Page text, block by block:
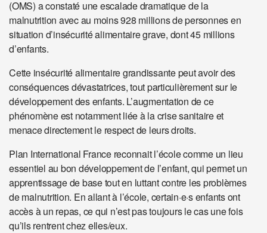
(OMS) a constaté une escalade dramatique de la
malnutrition avec au moins 928 millions de personnes en
situation d’insécurité alimentaire grave, dont 45 millions
d’enfants.
Cette insécurité alimentaire grandissante peut avoir des
conséquences dévastatrices, tout particulièrement sur le
développement des enfants. L’augmentation de ce
phénomène est notamment liée à la crise sanitaire et
menace directement le respect de leurs droits.
Plan International France reconnait l’école comme un lieu
essentiel au bon développement de l’enfant, qui permet un
apprentissage de base tout en luttant contre les problèmes
de malnutrition. En allant à l’école, certain·e·s enfants ont
accès à un repas, ce qui n’est pas toujours le cas une fois
qu’ils rentrent chez elles/eux.